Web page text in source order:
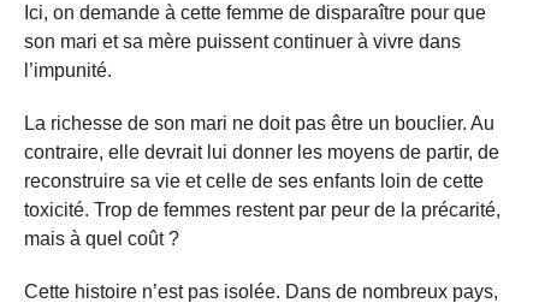
Ici, on demande à cette femme de disparaître pour que
son mari et sa mère puissent continuer à vivre dans
l’impunité.
La richesse de son mari ne doit pas être un bouclier. Au
contraire, elle devrait lui donner les moyens de partir, de
reconstruire sa vie et celle de ses enfants loin de cette
toxicité. Trop de femmes restent par peur de la précarité,
mais à quel coût ?
Cette histoire n’est pas isolée. Dans de nombreux pays,